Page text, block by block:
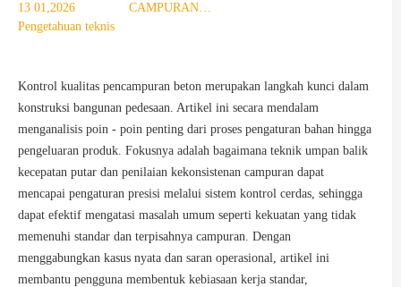
13 01,2026
CAMPURAN
Pengetahuan teknis
Kontrol kualitas pencampuran beton merupakan langkah kunci dalam
konstruksi bangunan pedesaan. Artikel ini secara mendalam
menganalisis poin - poin penting dari proses pengaturan bahan hingga
pengeluaran produk. Fokusnya adalah bagaimana teknik umpan balik
kecepatan putar dan penilaian kekonsistenan campuran dapat
mencapai pengaturan presisi melalui sistem kontrol cerdas, sehingga
dapat efektif mengatasi masalah umum seperti kekuatan yang tidak
memenuhi standar dan terpisahnya campuran. Dengan
menggabungkan kasus nyata dan saran operasional, artikel ini
membantu pengguna membentuk kebiasaan kerja standar,